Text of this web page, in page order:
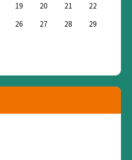
19 20 21
22
26 27 28
29